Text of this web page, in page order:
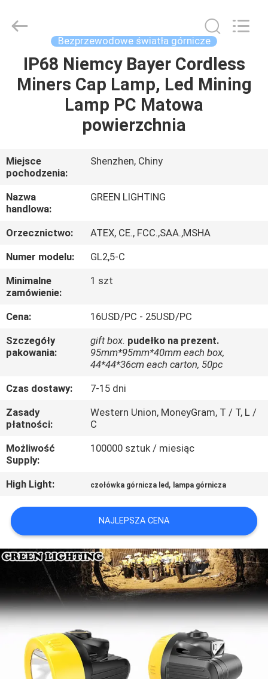
DOM
PRODUKTY
NAS
WYCIECZKA
PO
FABRYCE
KONTROLA
JAKOŚCI
SKONTAKTUJ
SIĘ
NAMI
POPROSIĆ
O
WYCENĘ
SITEMAP
PRIVACY
POLICY
Rights
Reserved.
Bezprzewodowe światła górnicze
IP68 Niemcy Bayer Cordless
Miners Cap Lamp, Led Mining
Lamp PC Matowa
powierzchnia
Miejsce
pochodzenia:
Shenzhen, Chiny
Nazwa
handlowa:
GREEN LIGHTING
Orzecznictwo:
ATEX, CE., FCC.,SAA.,MSHA
Numer modelu:
GL2,5-C
Minimalne
zamówienie:
1 szt
Cena:
16USD/PC - 25USD/PC
Szczegóły
pakowania:
gift box. pudełko na prezent.
95mm*95mm*40mm each box,
44*44*36cm each carton, 50pc
Czas dostawy:
7-15 dni
Zasady
płatności:
Western Union, MoneyGram, T / T, L /
C
Możliwość
Supply:
100000 sztuk / miesiąc
High Light: czołówka górnicza led , lampa górnicza
NAJLEPSZA CENA